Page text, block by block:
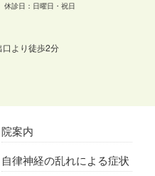
診日：日曜日・祝日
より徒歩2分
院案内
自律神経の乱れによる症状